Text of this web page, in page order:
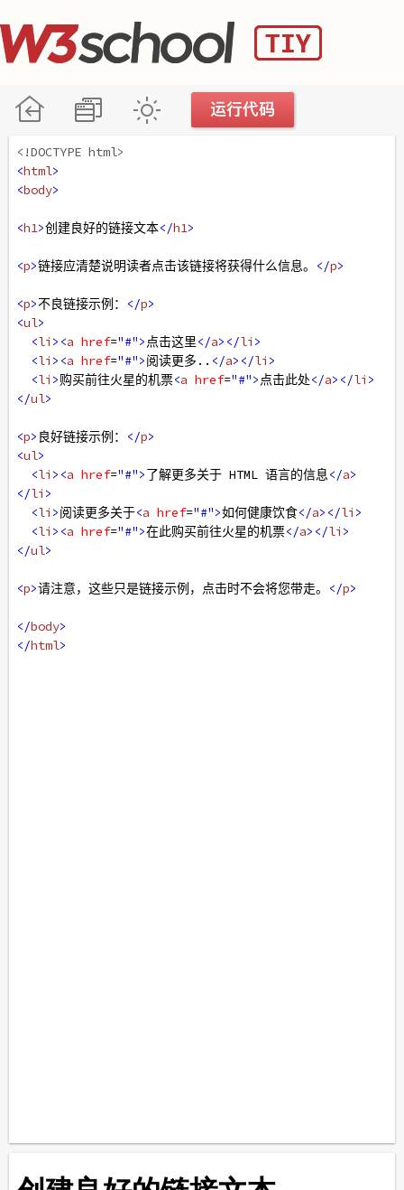
<!DOCTYPE html>
<html>
<body>
<h1>创建良好的链接文本</h1>
<p>链接应清楚说明读者点击该链接将获得什么信息。 </p>
<p>不良链接示例： </p>
<ul>
<li ><a href="#">点击这里</a></li >
<li ><a href="#">阅读更多.. </a></li >
<li >购买前往火星的机票<a href="#">点击此处</a></li >
</ul>
<p> 良好链接示例： </p>
<ul>
<li ><a href="#">了解更多关于 HTML 语言的信息</a>
</li >
<li >阅读更多关于<a href="#">如何健康饮食</a></li >
<li ><a href="#">在此购买前往火星的机票</a></li >
</ul>
<p>请注意，这些只是链接示例，点击时不会将您带走。 </p>
</body>
</html>